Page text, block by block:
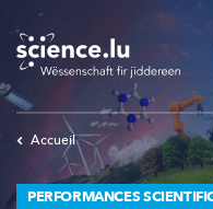
to
main
content
Accueil
PERFORMANCES